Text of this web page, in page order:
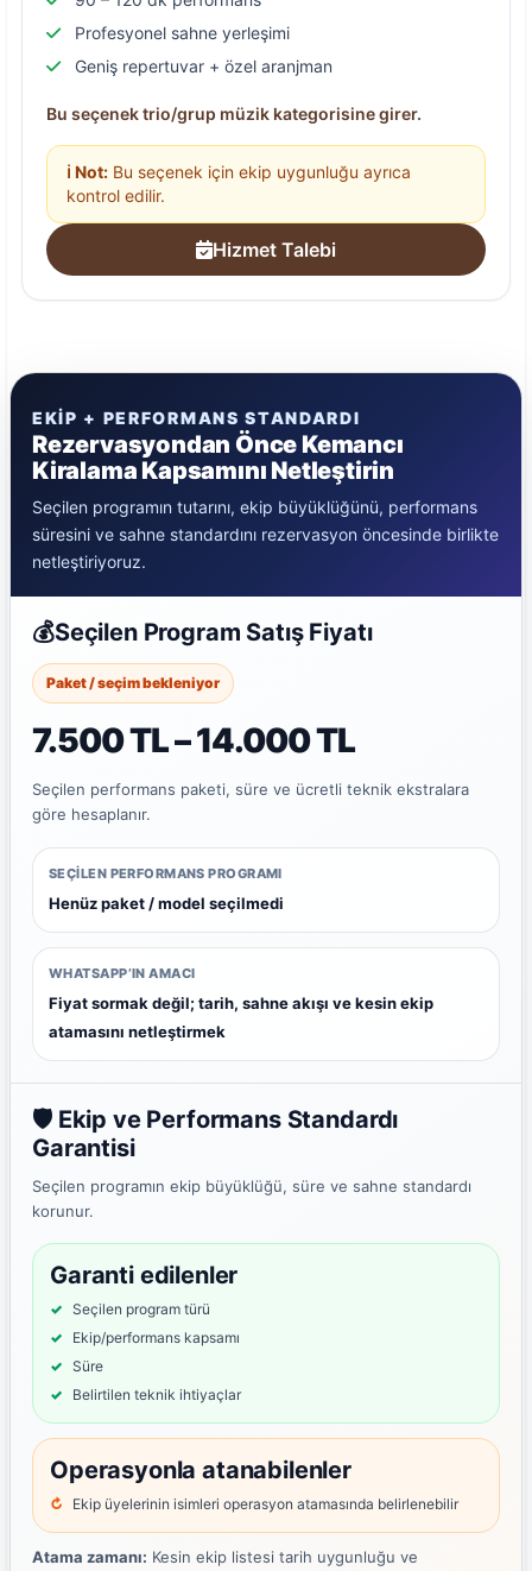
Profesyonel sahne yerleşimi
Geniş repertuvar + özel aranjman
Bu seçenek trio/grup müzik kategorisine girer.
ℹ️ Not: Bu seçenek için ekip uygunluğu ayrıca
kontrol edilir.
Hizmet Talebi
EKIP + PERFORMANS STANDARDI
Rezervasyondan Önce Kemancı
Kiralama Kapsamını Netleştirin
Seçilen programın tutarını, ekip büyüklüğünü, performans
süresini ve sahne standardını rezervasyon öncesinde birlikte
netleştiriyoruz.
💰Seçilen Program Satış Fiyatı
Paket / seçim bekleniyor
7.500 TL – 14.000 TL
Seçilen performans paketi, süre ve ücretli teknik ekstralara
göre hesaplanır.
SEÇILEN PERFORMANS PROGRAMI
Henüz paket / model seçilmedi
WHATSAPP’IN AMACI
Fiyat sormak değil; tarih, sahne akışı ve kesin ekip
atamasını netleştirmek
🛡️ Ekip ve Performans Standardı
Garantisi
Seçilen programın ekip büyüklüğü, süre ve sahne standardı
korunur.
Garanti edilenler
Seçilen program türü
Ekip/performans kapsamı
Süre
Belirtilen teknik ihtiyaçlar
Operasyonla atanabilenler
Ekip üyelerinin isimleri operasyon atamasında belirlenebilir
Atama zamanı: Kesin ekip listesi tarih uygunluğu ve